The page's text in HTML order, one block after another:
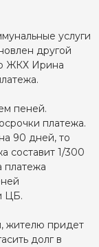
услуги
другой
ЖКХ Ирина
пеней.
платежа.
90 дней, то
составит 1/300
платежа
ЦБ.
жителю придет
долг в